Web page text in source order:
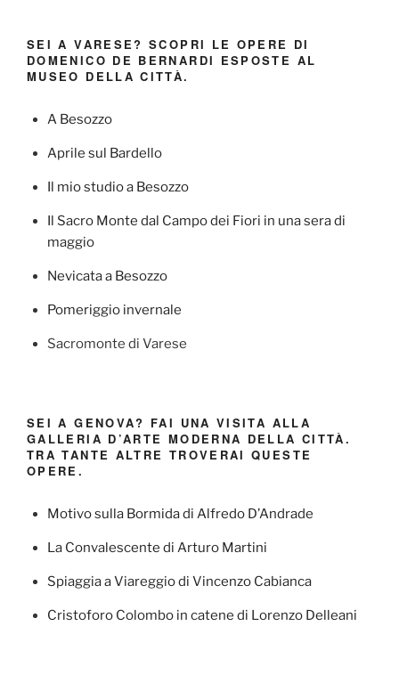
SEI A VARESE? SCOPRI LE OPERE DI
DOMENICO DE BERNARDI ESPOSTE AL
MUSEO DELLA CITTÀ.
A Besozzo
Aprile sul Bardello
Il mio studio a Besozzo
Il Sacro Monte dal Campo dei Fiori in una sera di
maggio
Nevicata a Besozzo
Pomeriggio invernale
Sacromonte di Varese
SEI A GENOVA? FAI UNA VISITA ALLA
GALLERIA D’ARTE MODERNA DELLA CITTÀ.
TRA TANTE ALTRE TROVERAI QUESTE
OPERE.
Motivo sulla Bormida di Alfredo D’Andrade
La Convalescente di Arturo Martini
Spiaggia a Viareggio di Vincenzo Cabianca
Cristoforo Colombo in catene di Lorenzo Delleani